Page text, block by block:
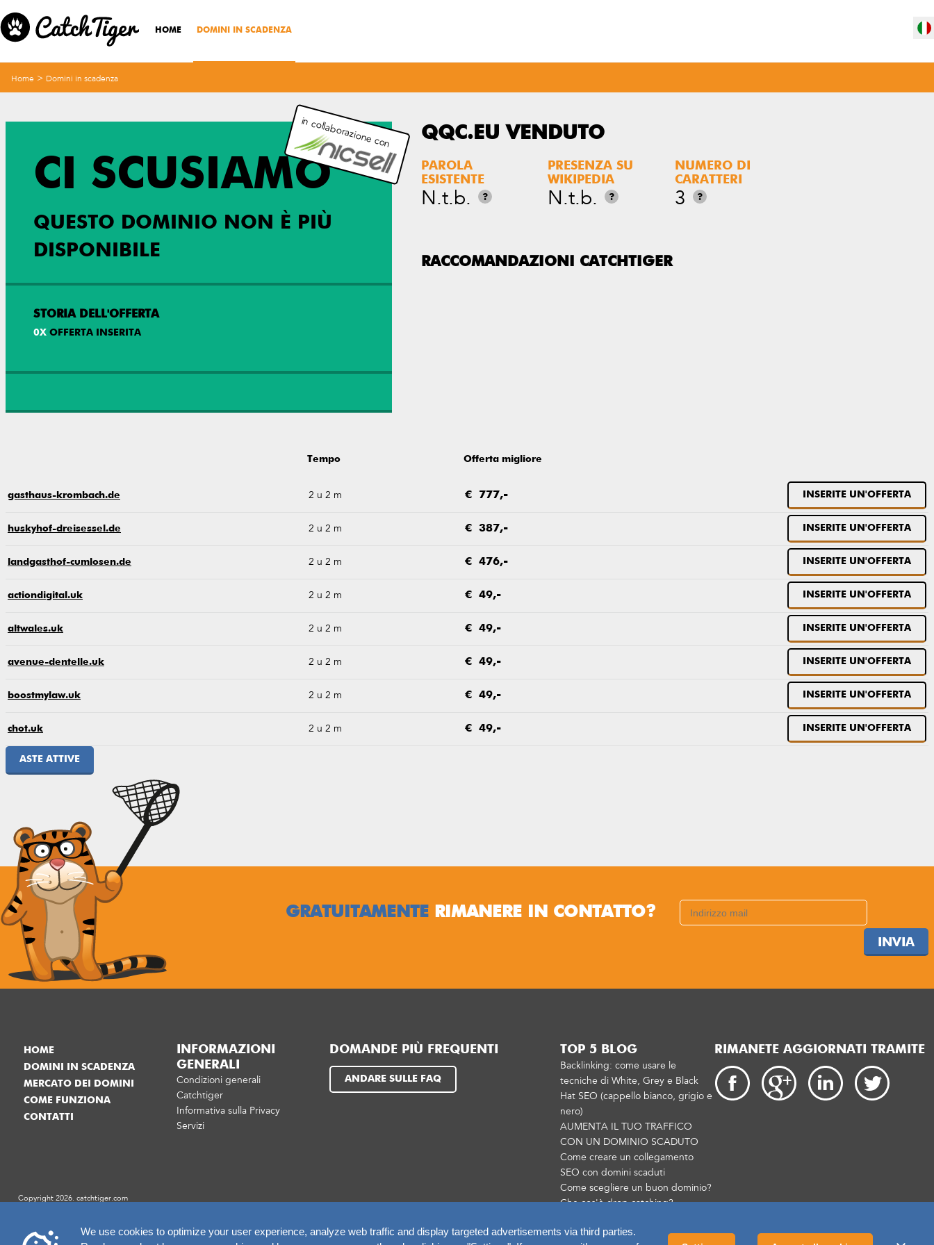
HOME DOMINI IN SCADENZA
Home > Domini in scadenza
CI SCUSIAMO
QUESTO DOMINIO NON È PIÙ
DISPONIBILE
STORIA DELL'OFFERTA
0X OFFERTA INSERITA
in collaborazione con QQC.EU VENDUTO
PAROLA
ESISTENTE
N.t.b. ?
PRESENZA SU
WIKIPEDIA
N.t.b. ?
NUMERO DI
CARATTERI
3 ?
RACCOMANDAZIONI CATCHTIGER
Tempo Offerta migliore
gasthaus-krombach.de 2 u 2 m € 777,- INSERITE UN'OFFERTA
huskyhof-dreisessel.de 2 u 2 m € 387,- INSERITE UN'OFFERTA
landgasthof-cumlosen.de 2 u 2 m € 476,- INSERITE UN'OFFERTA
actiondigital.uk 2 u 2 m € 49,- INSERITE UN'OFFERTA
altwales.uk 2 u 2 m € 49,- INSERITE UN'OFFERTA
avenue-dentelle.uk 2 u 2 m € 49,- INSERITE UN'OFFERTA
boostmylaw.uk 2 u 2 m € 49,- INSERITE UN'OFFERTA
chot.uk 2 u 2 m € 49,- INSERITE UN'OFFERTA
ASTE ATTIVE
GRATUITAMENTE RIMANERE IN CONTATTO?
INVIA
HOME
DOMINI IN SCADENZA
MERCATO DEI DOMINI
COME FUNZIONA
CONTATTI
INFORMAZIONI
GENERALI
Condizioni generali
Catchtiger
Informativa sulla Privacy
Servizi
DOMANDE PIÙ FREQUENTI
ANDARE SULLE FAQ
TOP 5 BLOG
Backlinking: come usare le
tecniche di White, Grey e Black
Hat SEO (cappello bianco, grigio e
nero)
AUMENTA IL TUO TRAFFICO
CON UN DOMINIO SCADUTO
Come creare un collegamento
SEO con domini scaduti
Come scegliere un buon dominio?
Che cos'è drop catching?
RIMANETE AGGIORNATI TRAMITE
Copyright 2026. catchtiger.com
We use cookies to optimize your user experience, analyze web traffic and display targeted advertisements via third parties.